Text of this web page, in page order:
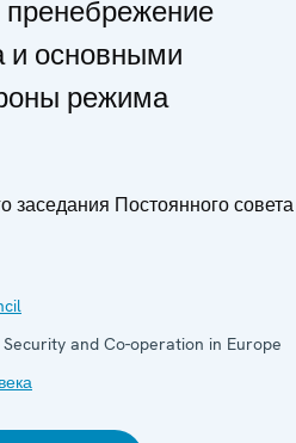
и основными
режима
заседания Постоянного совета
and Co-operation in Europe